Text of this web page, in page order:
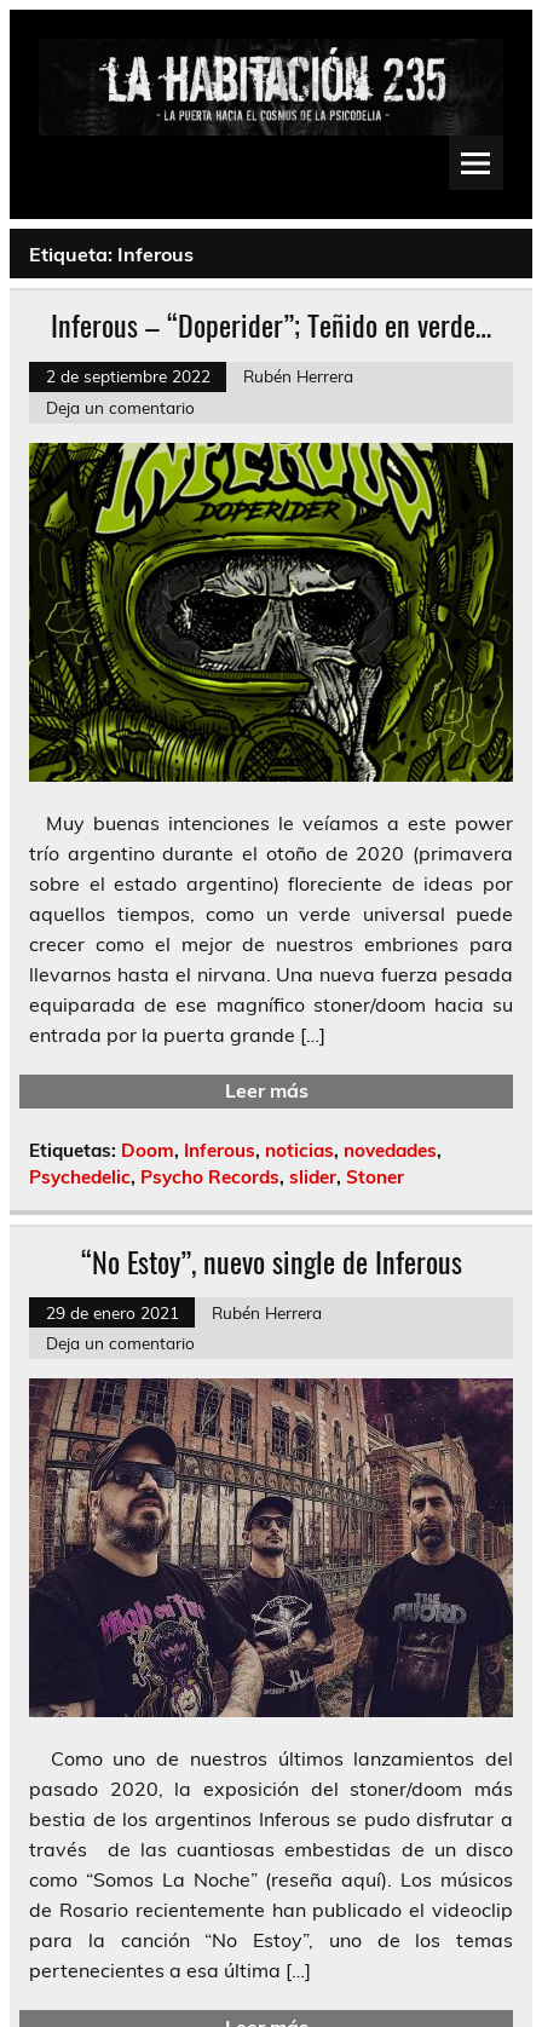
Saltar
Psychedelic, Stoner, Doom, Sludge, Fuzz, Space, Drone
Etiqueta: Inferous
Inferous – “Doperider”; Teñido en verde…
2 de septiembre 2022
Rubén Herrera
Deja un comentario
Muy buenas intenciones le veíamos a este power
trío argentino durante el otoño de 2020 (primavera
sobre el estado argentino) floreciente de ideas por
aquellos tiempos, como un verde universal puede
crecer como el mejor de nuestros embriones para
llevarnos hasta el nirvana. Una nueva fuerza pesada
equiparada de ese magnífico stoner/doom hacia su
entrada por la puerta grande […]
Leer más
Etiquetas: Doom, Inferous, noticias, novedades,
Psychedelic, Psycho Records, slider, Stoner
“No Estoy”, nuevo single de Inferous
29 de enero 2021
Rubén Herrera
Deja un comentario
Como uno de nuestros últimos lanzamientos del
pasado 2020, la exposición del stoner/doom más
bestia de los argentinos Inferous se pudo disfrutar a
través de las cuantiosas embestidas de un disco
como “Somos La Noche” (reseña aquí). Los músicos
de Rosario recientemente han publicado el videoclip
para la canción “No Estoy”, uno de los temas
pertenecientes a esa última […]